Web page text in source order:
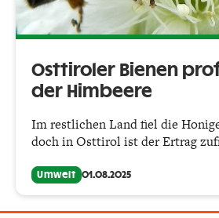
Osttiroler Bienen
der Himbeere
Im restlichen Land fiel die
doch in Osttirol ist der Ertrag
Umwelt 01.08.2025